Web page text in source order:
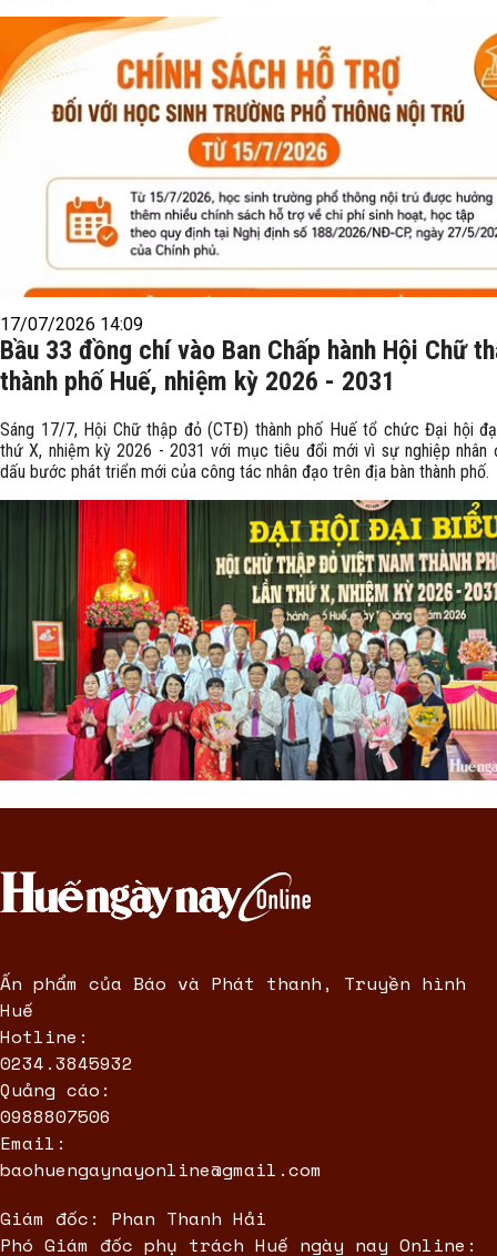
17/07/2026 14:09
Bầu 33 đồng chí vào Ban Chấp hành Hội Chữ
thành phố Huế, nhiệm kỳ 2026 - 2031
Sáng 17/7, Hội Chữ thập đỏ (CTĐ) thành phố Huế tổ chức Đại hội
thứ X, nhiệm kỳ 2026 - 2031 với mục tiêu đổi mới vì sự nghiệp nhân
dấu bước phát triển mới của công tác nhân đạo trên địa bàn thành phố.
Ấn phẩm của Báo và Phát thanh, Truyền hình
Huế
Hotline:
0234.3845932
Quảng cáo:
0988807506
Email:
baohuengaynayonline@gmail.com
Giám đốc: Phan Thanh Hải
Phó Giám đốc phụ trách Huế ngày nay Online: